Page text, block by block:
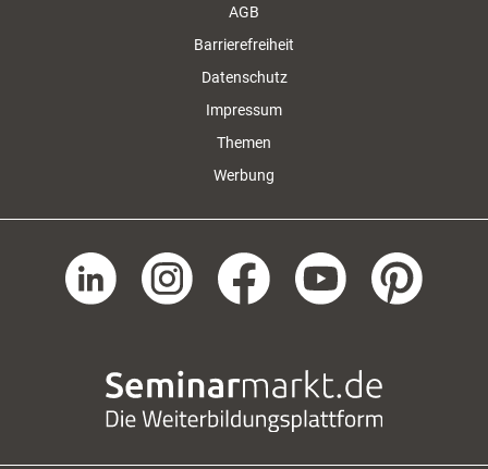
AGB
Barrierefreiheit
Datenschutz
Impressum
Themen
Werbung